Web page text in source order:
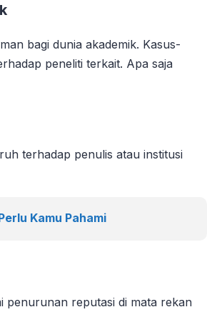
bagi dunia akademik. Kasus-
peneliti terkait. Apa saja
terhadap penulis atau institusi
Kamu Pahami
penurunan reputasi di mata rekan